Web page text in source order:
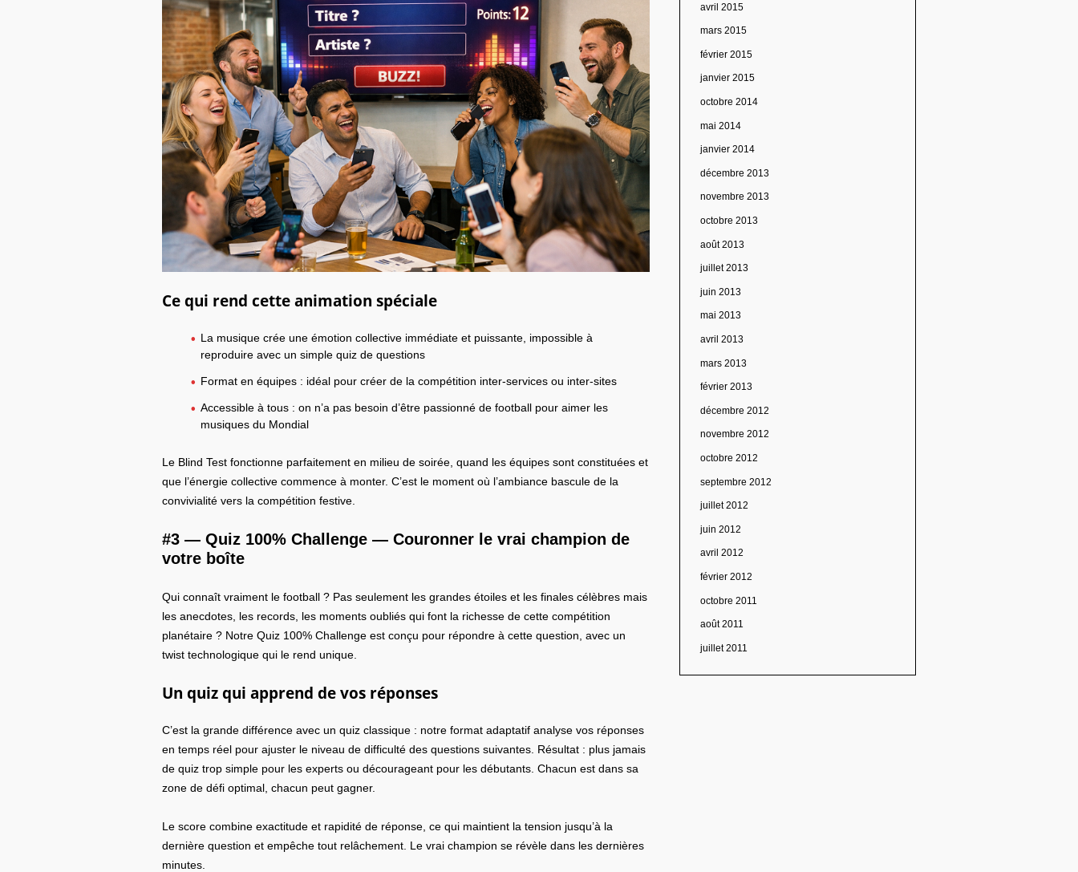
Ce qui rend cette animation spéciale
La musique crée une émotion collective immédiate et puissante, impossible à
reproduire avec un simple quiz de questions
Format en équipes : idéal pour créer de la compétition inter-services ou inter-sites
Accessible à tous : on n’a pas besoin d’être passionné de football pour aimer les
musiques du Mondial
Le Blind Test fonctionne parfaitement en milieu de soirée, quand les équipes sont constituées et
que l’énergie collective commence à monter. C’est le moment où l’ambiance bascule de la
convivialité vers la compétition festive.
#3 —Quiz 100% Challenge — Couronner le vrai champion de
votre boîte
Qui connaît vraiment le football ? Pas seulement les grandes étoiles et les finales célèbres mais
les anecdotes, les records, les moments oubliés qui font la richesse de cette compétition
planétaire ? Notre Quiz 100% Challenge est conçu pour répondre à cette question, avec un
twist technologique qui le rend unique.
Un quiz qui apprend de vos réponses
C’est la grande différence avec un quiz classique : notre format adaptatif analyse vos réponses
en temps réel pour ajuster le niveau de difficulté des questions suivantes. Résultat : plus jamais
de quiz trop simple pour les experts ou décourageant pour les débutants. Chacun est dans sa
zone de défi optimal, chacun peut gagner.
Le score combine exactitude et rapidité de réponse, ce qui maintient la tension jusqu’à la
dernière question et empêche tout relâchement. Le vrai champion se révèle dans les dernières
minutes.
avril 2015
mars 2015
février 2015
janvier 2015
octobre 2014
mai 2014
janvier 2014
décembre 2013
novembre 2013
octobre 2013
août 2013
juillet 2013
juin 2013
mai 2013
avril 2013
mars 2013
février 2013
décembre 2012
novembre 2012
octobre 2012
septembre 2012
juillet 2012
juin 2012
avril 2012
février 2012
octobre 2011
août 2011
juillet 2011